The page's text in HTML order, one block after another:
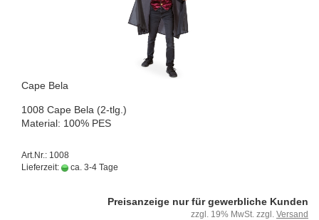
Cape Bela
1008 Cape Bela (2-tlg.)
Ma­te­ri­al: 100% PES
Art.Nr.: 1008
Lieferzeit:
ca. 3-4 Tage
Preisanzeige nur für gewerbliche Kunden
zzgl. 19% MwSt. zzgl. Versand